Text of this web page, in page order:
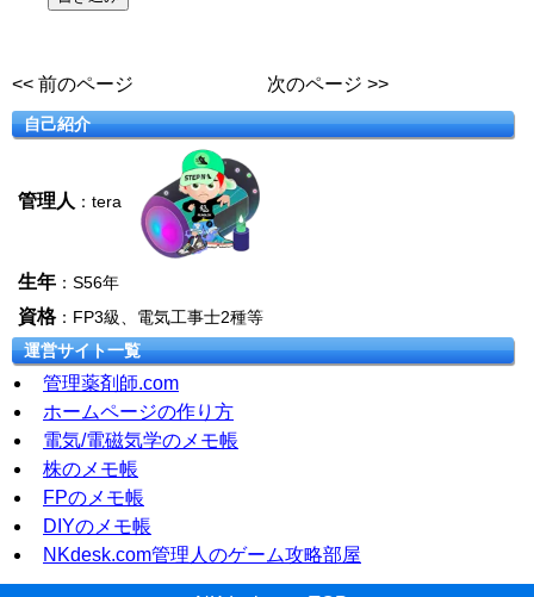
<< 前のページ 次のページ >>
自己紹介
管理人 ：tera
生年 ：S56年
資格：FP3級、電気工事士2種等
運営サイト一覧
管理薬剤師.com
ホームページの作り方
電気/電磁気学のメモ帳
株のメモ帳
FPのメモ帳
DIYのメモ帳
NKdesk.com管理人のゲーム攻略部屋